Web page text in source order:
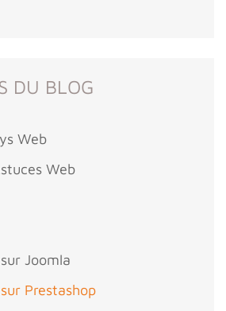
DU BLOG
Web
Web
Joomla
Prestashop